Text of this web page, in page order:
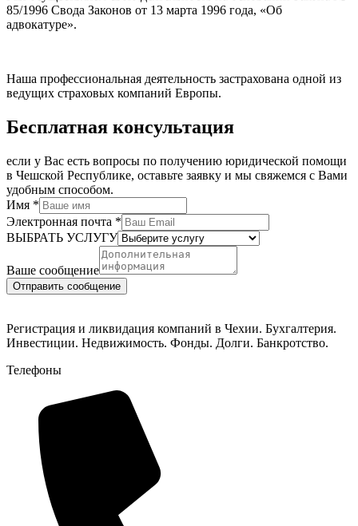
85/1996 Свода Законов от 13 марта 1996 года, «Об
адвокатуре».
Наша профессиональная деятельность застрахована одной из
ведущих страховых компаний Европы.
Бесплатная консультация
если у Вас есть вопросы по получению юридической помощи
в Чешской Республике, оставьте заявку и мы свяжемся с Вами
удобным способом.
Имя *
Электронная почта *
ВЫБРАТЬ УСЛУГУ
Электронная
почта
Ваше сообщение
Отправить сообщение
Регистрация и ликвидация компаний в Чехии. Бухгалтерия.
Инвестиции. Недвижимость. Фонды. Долги. Банкротство.
Телефоны